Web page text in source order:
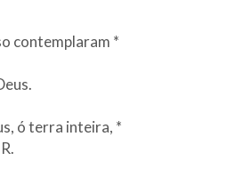
contemplaram *
ó terra inteira, *